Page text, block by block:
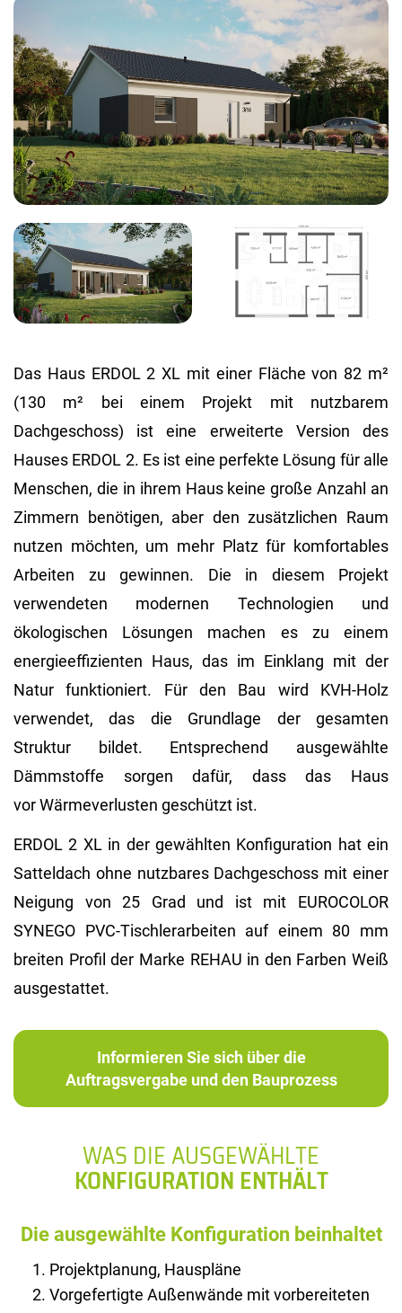
Das Haus ERDOL 2 XL mit einer Fläche von 82 m²
(130 m² bei einem Projekt mit nutzbarem
Dachgeschoss) ist eine erweiterte Version des
Hauses ERDOL 2. Es ist eine perfekte Lösung für alle
Menschen, die in ihrem Haus keine große Anzahl an
Zimmern benötigen, aber den zusätzlichen Raum
nutzen möchten, um mehr Platz für komfortables
Arbeiten zu gewinnen. Die in diesem Projekt
verwendeten modernen Technologien und
ökologischen Lösungen machen es zu einem
energieeffizienten Haus, das im Einklang mit der
Natur funktioniert. Für den Bau wird KVH-Holz
verwendet, das die Grundlage der gesamten
Struktur bildet. Entsprechend ausgewählte
Dämmstoffe sorgen dafür, dass das Haus
vor Wärmeverlusten geschützt ist.
ERDOL 2 XL in der gewählten Konfiguration hat ein
Satteldach ohne nutzbares Dachgeschoss mit einer
Neigung von 25 Grad und ist mit EUROCOLOR
SYNEGO PVC-Tischlerarbeiten auf einem 80 mm
breiten Profil der Marke REHAU in den Farben Weiß
ausgestattet.
Informieren Sie sich über die
Auftragsvergabe und den Bauprozess
WAS DIE AUSGEWÄHLTE
KONFIGURATION ENTHÄLT
Die ausgewählte Konfiguration beinhaltet
Projektplanung, Hauspläne
Vorgefertigte Außenwände mit vorbereiteten